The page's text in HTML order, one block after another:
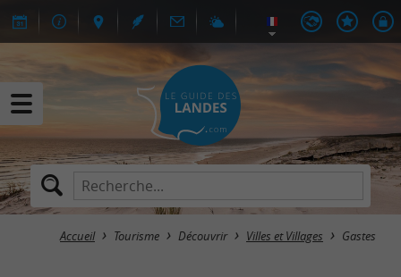
Accueil Tourisme Découvrir Villes et Villages Gastes